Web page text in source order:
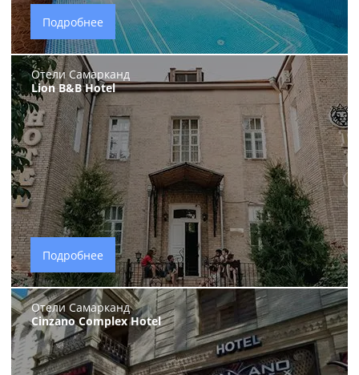
Подробнее
Отели Самарканд
Lion B&B Hotel
Подробнее
Отели Самарканд
Cinzano Complex Hotel